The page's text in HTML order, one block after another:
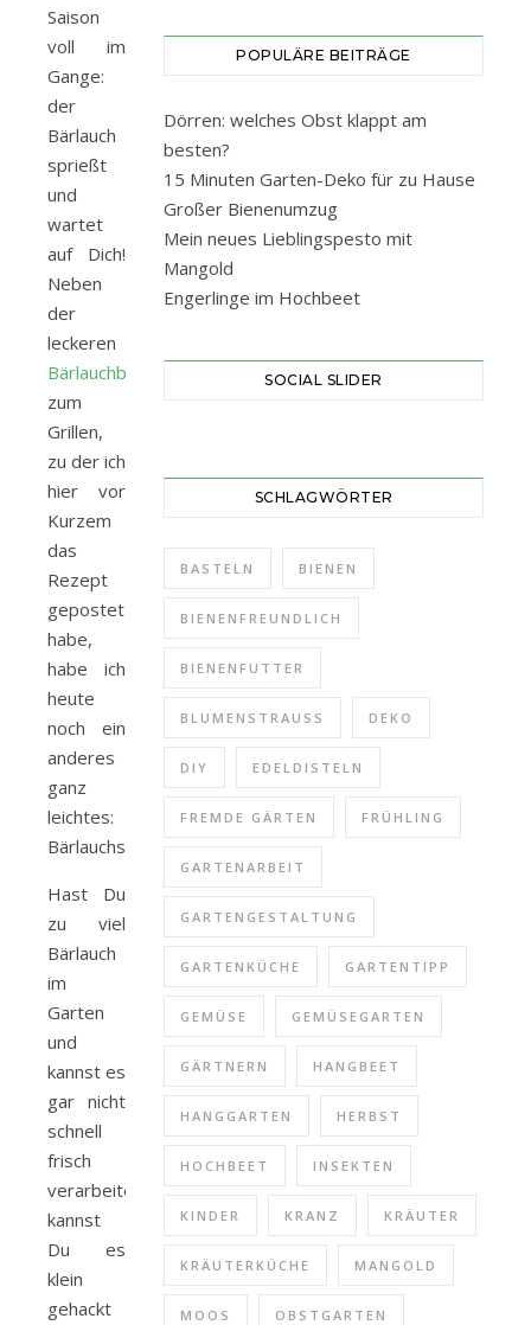
Saison
voll im
Gange:
der
Bärlauch
sprießt
und
wartet
auf Dich!
Neben
der
leckeren
Bärlauchbutter
zum
Grillen,
zu der ich
hier vor
Kurzem
das
Rezept
gepostet
habe,
habe ich
heute
noch ein
anderes
ganz
leichtes:
Bärlauchsalz!
Hast Du
zu viel
Bärlauch
im
Garten
und
kannst es
gar nicht
schnell
frisch
verarbeiten,
kannst
Du es
klein
gehackt
POPULÄRE BEITRÄGE
Dörren: welches Obst klappt am
besten?
15 Minuten Garten-Deko für zu Hause
Großer Bienenumzug
Mein neues Lieblingspesto mit
Mangold
Engerlinge im Hochbeet
SOCIAL SLIDER
SCHLAGWÖRTER
BASTELN BIENEN
BIENENFREUNDLICH
BIENENFUTTER
BLUMENSTRAUSS DEKO
DIY EDELDISTELN
FREMDE GÄRTEN FRÜHLING
GARTENARBEIT
GARTENGESTALTUNG
GARTENKÜCHE GARTENTIPP
GEMÜSE GEMÜSEGARTEN
GÄRTNERN HANGBEET
HANGGARTEN HERBST
HOCHBEET INSEKTEN
KINDER KRANZ KRÄUTER
KRÄUTERKÜCHE MANGOLD
MOOS OBSTGARTEN